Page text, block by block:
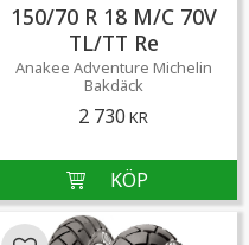
150/70 R 18 M/C 70V
TL/TT Re
Anakee Adventure Michelin
Bakdäck
2 730 KR